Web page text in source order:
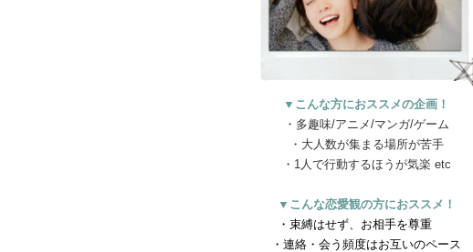
▼こんな方におススメの企画！
・多趣味/アニメ/マンガ/ゲーム
・大人数が集まる場所が苦手
・1人で行動するほうが気楽 etc
▼こんな恋愛観の方におススメ！
・束縛はせず、お相手を尊重
・連絡・会う頻度はお互いのペース